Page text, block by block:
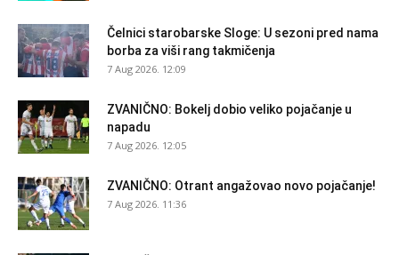
Čelnici starobarske Sloge: U sezoni pred nama
borba za viši rang takmičenja
7 Aug 2026. 12:09
ZVANIČNO: Bokelj dobio veliko pojačanje u
napadu
7 Aug 2026. 12:05
ZVANIČNO: Otrant angažovao novo pojačanje!
7 Aug 2026. 11:36